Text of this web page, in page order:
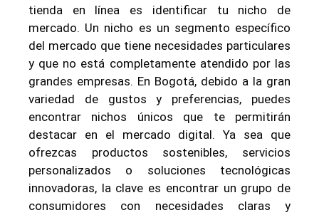
tienda en línea es identificar tu nicho de
mercado. Un nicho es un segmento específico
del mercado que tiene necesidades particulares
y que no está completamente atendido por las
grandes empresas. En Bogotá, debido a la gran
variedad de gustos y preferencias, puedes
encontrar nichos únicos que te permitirán
destacar en el mercado digital. Ya sea que
ofrezcas productos sostenibles, servicios
personalizados o soluciones tecnológicas
innovadoras, la clave es encontrar un grupo de
consumidores con necesidades claras y